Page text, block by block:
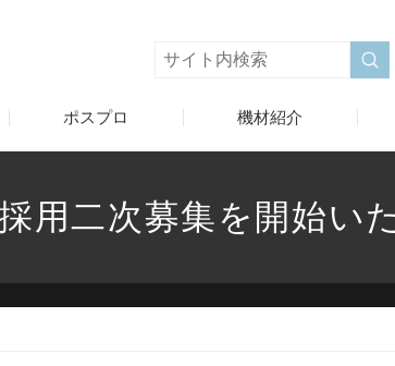
ポスプロ 機材紹介
用二次募集を開始い